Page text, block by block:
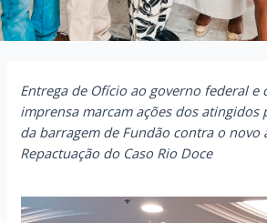
Entrega de Ofício ao governo federal e
imprensa marcam ações dos
da barragem de Fundão contra o novo
Repactuação do Caso Rio Doce